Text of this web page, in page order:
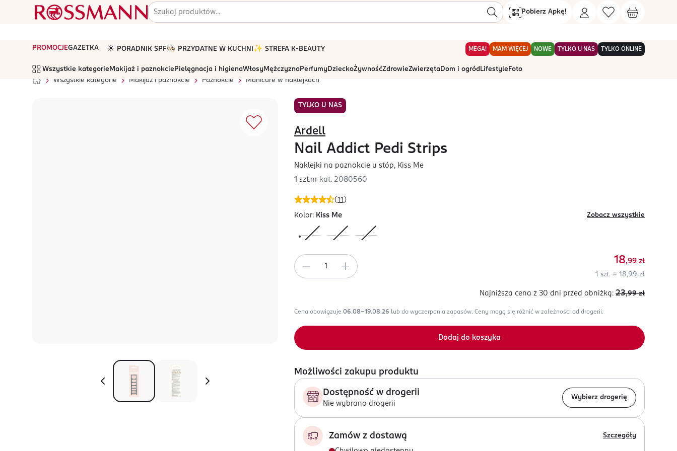
Pobierz Apkę!
PROMOCJEGAZETKA ☀️ PORADNIK SPF🧑🏻‍🍳 PRZYDATNE W KUCHNI ✨ STREFA K-BEAUTY MEGA! MAM WIĘCEJ NOWE TYLKO U NAS TYLKO ONLINE
Wszystkie kategorie Makijaż i paznokcie Pielęgnacja i higienaWłosyMężczyznaPerfumyDzieckoŻywnośćZdrowieZwierzętaDom i ogród Lifestyle Foto
Wszystkie kategorie
Makijaż i paznokcie Paznokcie Manicure w naklejkach
TYLKO U NAS
(11 )
Ardell
Nail Addict Pedi Strips
Naklejki na paznokcie u stóp, Kiss Me
1 szt.nr kat. 2080560
Kolor: Kiss Me Zobacz wszystkie
18,99 zł
1 szt. = 18,99 zł
Najniższa cena z 30 dni przed obniżką: 23,99 zł
Cena obowiązuje 06.08-19.08.26 lub do wyczerpania zapasów. Ceny mogą się różnić w zależności od drogerii.
Dodaj do koszyka
Możliwości zakupu produktu
Dostępność w drogerii
Nie wybrano drogerii
Wybierz drogerię
Zamów z dostawą Szczegóły